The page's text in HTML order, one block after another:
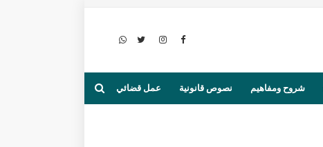
شروح ومفاهيم نصوص قانونية عمل قضائي